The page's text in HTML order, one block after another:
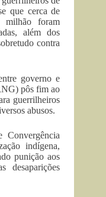
que cerca de
milhão foram
além dos
contra
governo e
pôs fim ao
guerrilheiros
abusos.
Convergência
indígena,
punição aos
desaparições